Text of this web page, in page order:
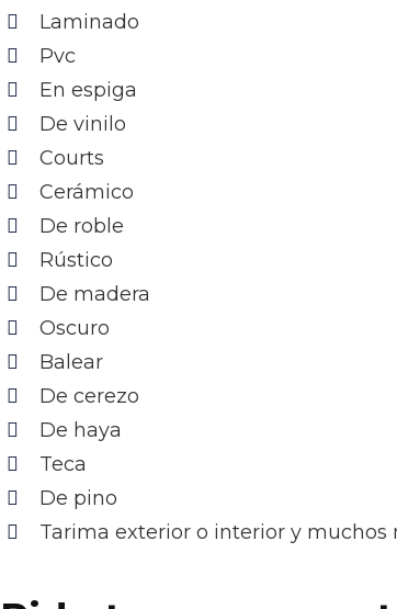
Laminado
Pvc
En espiga
De vinilo
Courts
Cerámico
De roble
Rústico
De madera
Oscuro
Balear
De cerezo
De haya
Teca
De pino
Tarima exterior o interior y muchos